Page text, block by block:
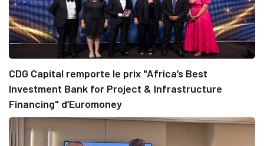
CDG Capital remporte le prix "Africa’s Best
Investment Bank for Project & Infrastructure
Financing" d’Euromoney